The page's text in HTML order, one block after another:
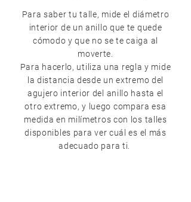
Para saber tu talle, mide el diámetro
interior de un anillo que te quede
cómodo y que no se te caiga al
moverte.
Para hacerlo, utiliza una regla y mide
la distancia desde un extremo del
agujero interior del anillo hasta el
otro extremo, y luego compara esa
medida en milímetros con los talles
disponibles para ver cuál es el más
adecuado para ti.